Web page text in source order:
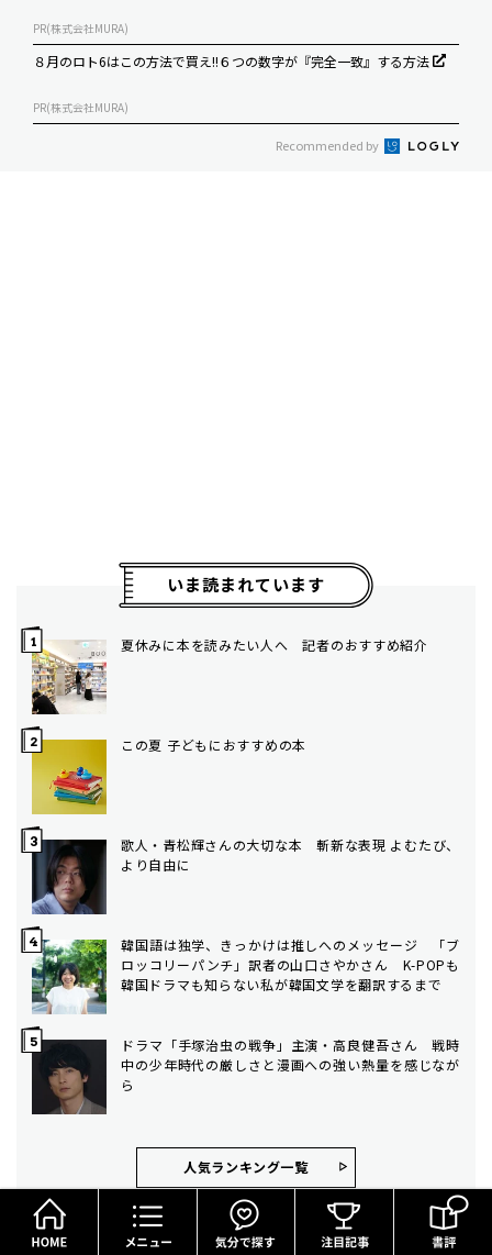
PR(株式会社MURA)
８月のロト6はこの方法で買え!!６つの数字が『完全一致』する方法
PR(株式会社MURA)
Recommended by
いま読まれています
夏休みに本を読みたい人へ 記者のおすすめ紹介
この夏 子どもにおすすめの本
歌人・青松輝さんの大切な本 斬新な表現 よむたび、
より自由に
韓国語は独学、きっかけは推しへのメッセージ 「ブ
ロッコリーパンチ」訳者の山口さやかさん K-POPも
韓国ドラマも知らない私が韓国文学を翻訳するまで
ドラマ「手塚治虫の戦争」主演・高良健吾さん 戦時
中の少年時代の厳しさと漫画への強い熱量を感じなが
ら
人気ランキング⼀覧